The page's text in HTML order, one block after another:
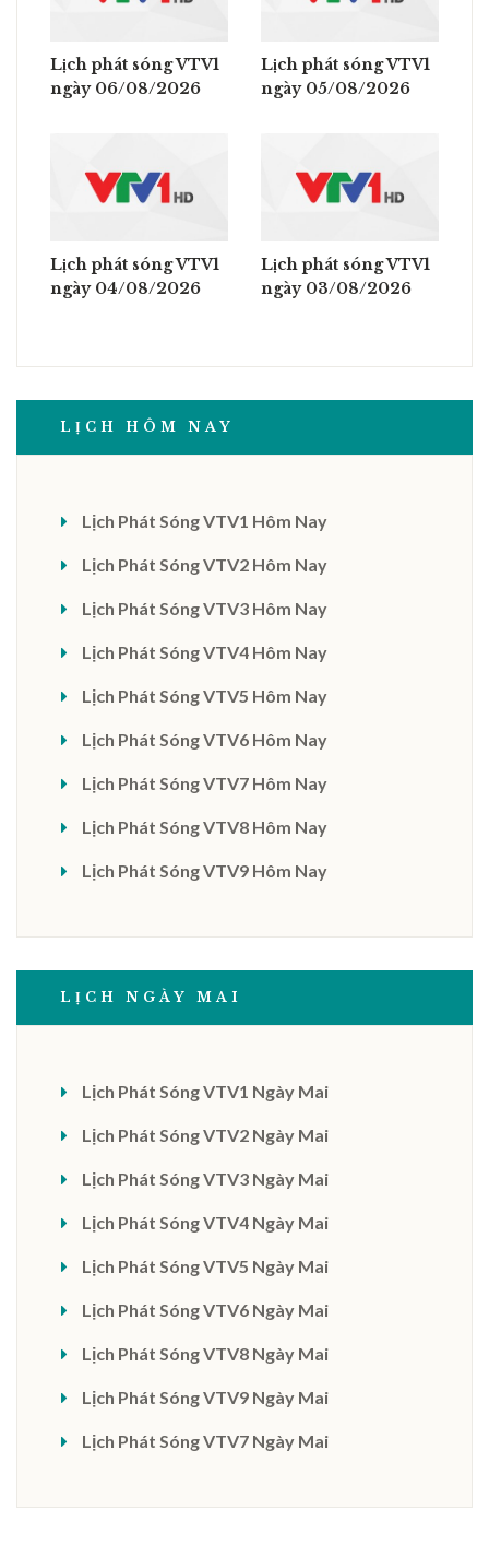
Lịch phát sóng VTV1
ngày 06/08/2026
Lịch phát sóng VTV1
ngày 05/08/2026
Lịch phát sóng VTV1
ngày 04/08/2026
Lịch phát sóng VTV1
ngày 03/08/2026
LỊCH HÔM NAY
Lịch Phát Sóng VTV1 Hôm Nay
Lịch Phát Sóng VTV2 Hôm Nay
Lịch Phát Sóng VTV3 Hôm Nay
Lịch Phát Sóng VTV4 Hôm Nay
Lịch Phát Sóng VTV5 Hôm Nay
Lịch Phát Sóng VTV6 Hôm Nay
Lịch Phát Sóng VTV7 Hôm Nay
Lịch Phát Sóng VTV8 Hôm Nay
Lịch Phát Sóng VTV9 Hôm Nay
LỊCH NGÀY MAI
Lịch Phát Sóng VTV1 Ngày Mai
Lịch Phát Sóng VTV2 Ngày Mai
Lịch Phát Sóng VTV3 Ngày Mai
Lịch Phát Sóng VTV4 Ngày Mai
Lịch Phát Sóng VTV5 Ngày Mai
Lịch Phát Sóng VTV6 Ngày Mai
Lịch Phát Sóng VTV8 Ngày Mai
Lịch Phát Sóng VTV9 Ngày Mai
Lịch Phát Sóng VTV7 Ngày Mai